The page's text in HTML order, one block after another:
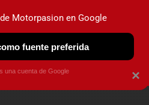
OBSERVATORIO
×
Motorpasion en Google
fuente preferida
una cuenta de Google